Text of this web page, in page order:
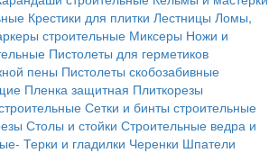
Крестики для плитки Лестницы Ломы,
строительные Миксеры Ножи и
Пистолеты для герметиков
пены Пистолеты скобозабивные
Пленка защитная Плиткорезы
Сетки и бинты строительные
Столы и стойки Строительные ведра и
Терки и гладилки Черенки Шпатели